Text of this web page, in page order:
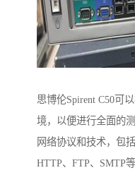
思博伦Spirent C50可
境，以便进行全面的
网络协议和技术，包
HTTP、FTP、SMTP